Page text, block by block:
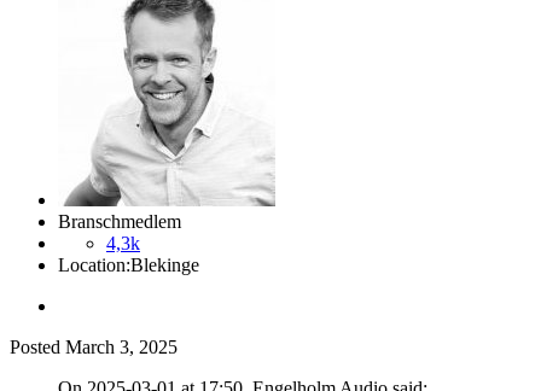
Branschmedlem
4,3k
Location:Blekinge
Posted March 3, 2025